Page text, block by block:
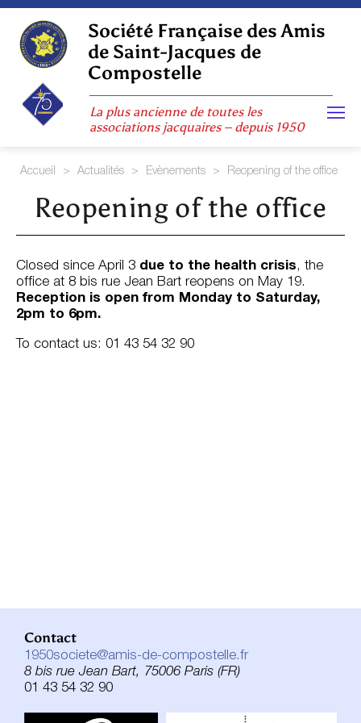
Skip
content
Société Française des Amis
de Saint-Jacques de
Compostelle
La plus ancienne de toutes les
associations jacquaires – depuis 1950
Accueil > Actualités > Evènements > Reopening of the office
Reopening of the office
Closed since April 3 due to the health crisis, the
office at 8 bis rue Jean Bart reopens on May 19.
Reception is open from Monday to Saturday,
2pm to 6pm.
To contact us: 01 43 54 32 90
Contact
1950societe@amis-de-compostelle.fr
8 bis rue Jean Bart, 75006 Paris (FR)
01 43 54 32 90